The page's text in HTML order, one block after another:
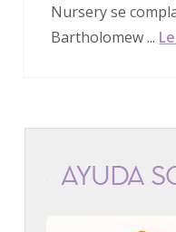
Nursery se
Bartholomew ...
AYUDA